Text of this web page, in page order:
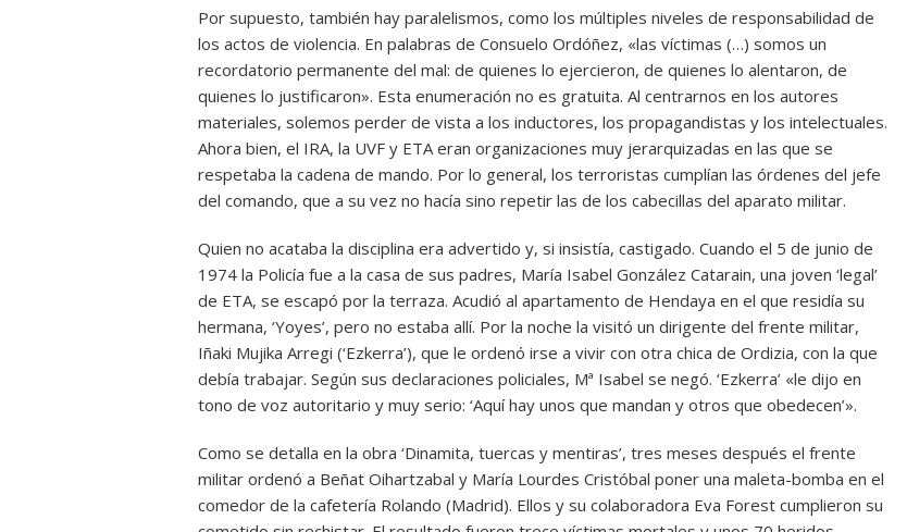
Por supuesto, también hay paralelismos, como los múltiples niveles de responsabilidad de
los actos de violencia. En palabras de Consuelo Ordóñez, «las víctimas (…) somos un
recordatorio permanente del mal: de quienes lo ejercieron, de quienes lo alentaron, de
quienes lo justificaron». Esta enumeración no es gratuita. Al centrarnos en los autores
materiales, solemos perder de vista a los inductores, los propagandistas y los intelectuales.
Ahora bien, el IRA, la UVF y ETA eran organizaciones muy jerarquizadas en las que se
respetaba la cadena de mando. Por lo general, los terroristas cumplían las órdenes del jefe
del comando, que a su vez no hacía sino repetir las de los cabecillas del aparato militar.
Quien no acataba la disciplina era advertido y, si insistía, castigado. Cuando el 5 de junio de
1974 la Policía fue a la casa de sus padres, María Isabel González Catarain, una joven ‘legal’
de ETA, se escapó por la terraza. Acudió al apartamento de Hendaya en el que residía su
hermana, ‘Yoyes’, pero no estaba allí. Por la noche la visitó un dirigente del frente militar,
Iñaki Mujika Arregi (‘Ezkerra’), que le ordenó irse a vivir con otra chica de Ordizia, con la que
debía trabajar. Según sus declaraciones policiales, Mª Isabel se negó. ‘Ezkerra’ «le dijo en
tono de voz autoritario y muy serio: ‘Aquí hay unos que mandan y otros que obedecen’».
Como se detalla en la obra ‘Dinamita, tuercas y mentiras’, tres meses después el frente
militar ordenó a Beñat Oihartzabal y María Lourdes Cristóbal poner una maleta-bomba en el
comedor de la cafetería Rolando (Madrid). Ellos y su colaboradora Eva Forest cumplieron su